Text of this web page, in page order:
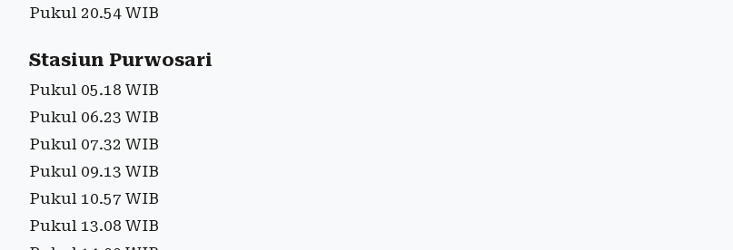
Pukul 20.54 WIB
Stasiun Purwosari
Pukul 05.18 WIB
Pukul 06.23 WIB
Pukul 07.32 WIB
Pukul 09.13 WIB
Pukul 10.57 WIB
Pukul 13.08 WIB